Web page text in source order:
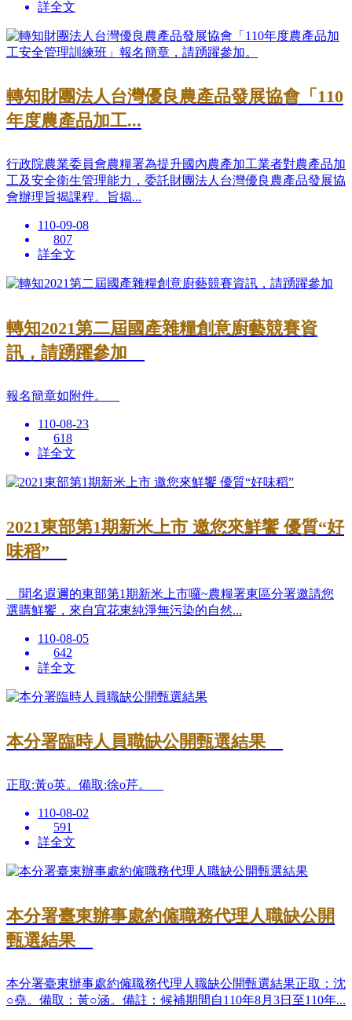
詳全文
轉知財團法人台灣優良農產品發展協會「110
年度農產品加工...
行政院農業委員會農糧署為提升國內農產加工業者對農產品加
工及安全衛生管理能力，委託財團法人台灣優良農產品發展協
會辦理旨揭課程。旨揭...
110-09-08
807
詳全文
轉知2021第二屆國產雜糧創意廚藝競賽資
訊，請踴躍參加
報名簡章如附件。
110-08-23
618
詳全文
2021東部第1期新米上市 邀您來鮮饗 優質“好
味稻”
聞名遐邇的東部第1期新米上市囉~農糧署東區分署邀請您
選購鮮饗，來自宜花東純淨無污染的自然...
110-08-05
642
詳全文
本分署臨時人員職缺公開甄選結果
正取:黃o英。備取:徐o芹。
110-08-02
591
詳全文
本分署臺東辦事處約僱職務代理人職缺公開
甄選結果
本分署臺東辦事處約僱職務代理人職缺公開甄選結果正取：沈
○堯。備取：黃○涵。備註：候補期間自110年8月3日至110年...